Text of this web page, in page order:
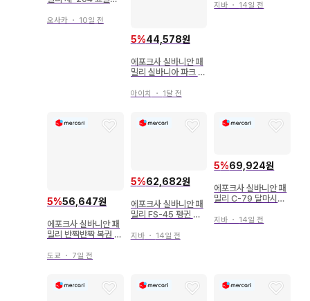
트
오사카 ・ 10일 전
5%44,578원
에포크사 실바니안 패
밀리 실바니아 파크 한
아이
아이치 ・ 1달 전
지바 ・ 14일 전
5%56,647원
에포크사 실바니안 패
밀리 반짝반짝 복권 해
케이크 커플 세트 쇼콜
도쿄 ・ 7일 전
5%62,682원
에포크사 실바니안 패
밀리 FS-45 펭귄 패
지바・ 14일 전
5%69,924원
에포크사 실바니안 패
밀리 C-79 달마시안
지바 ・ 14일 전